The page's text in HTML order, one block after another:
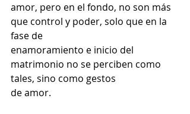
amor, pero en el fondo, no son más
que control y poder, solo que en la
fase de
enamoramiento e inicio del
matrimonio no se perciben como
tales, sino como gestos
de amor.